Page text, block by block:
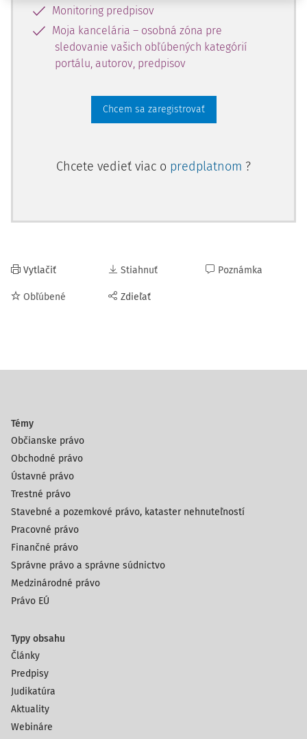
Monitoring predpisov
Moja kancelária – osobná zóna pre
sledovanie vašich obľúbených kategórií
portálu, autorov, predpisov
Chcem sa zaregistrovať
Chcete vedieť viac o predplatnom ?
Vytlačiť
Obľúbené
Stiahnuť
Zdieľať
Poznámka
Témy
Občianske právo
Obchodné právo
Ústavné právo
Trestné právo
Stavebné a pozemkové právo, kataster nehnuteľností
Pracovné právo
Finančné právo
Správne právo a správne súdnictvo
Medzinárodné právo
Právo EÚ
Typy obsahu
Články
Predpisy
Judikatúra
Aktuality
Webináre